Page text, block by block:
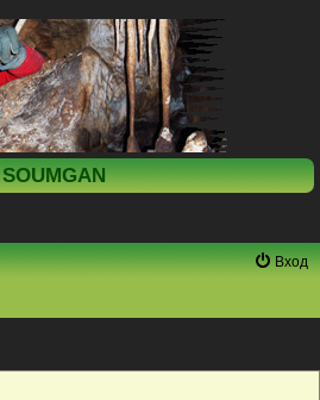
SOUMGAN
Вход